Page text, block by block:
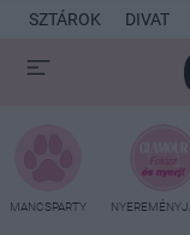
SZTÁROK DIVAT
MANCSPARTY